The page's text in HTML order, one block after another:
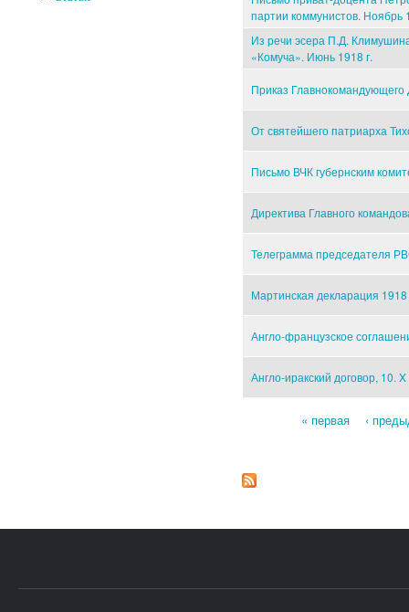
партии коммунистов. Ноябрь
Из речи эсера П.Д.
«Комуча». Июнь 1918 г.
Приказ Главнокомандующего
От святейшего патриарха
Письмо ВЧК губернским
Директива Главного
Телеграмма председателя
Мартинская декларация 1918
Англо-французское
Англо-иракский договор, 10.
« первая ‹